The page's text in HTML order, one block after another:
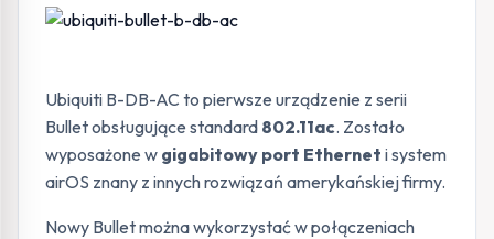
Ubiquiti B-DB-AC to pierwsze urządzenie z serii
Bullet obsługujące standard 802.11ac. Zostało
wyposażone w gigabitowy port Ethernet i system
airOS znany z innych rozwiązań amerykańskiej firmy.
Nowy Bullet można wykorzystać w połączeniach